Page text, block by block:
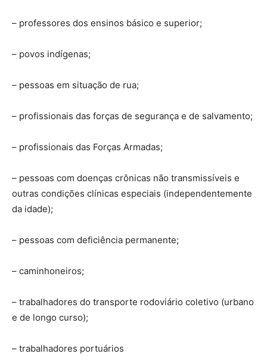
– professores dos ensinos básico e superior;
– povos indígenas;
– pessoas em situação de rua;
– profissionais das forças de segurança e de salvamento;
– profissionais das Forças Armadas;
– pessoas com doenças crônicas não transmissíveis e
outras condições clínicas especiais (independentemente
da idade);
– pessoas com deficiência permanente;
– caminhoneiros;
– trabalhadores do transporte rodoviário coletivo (urbano
e de longo curso);
– trabalhadores portuários